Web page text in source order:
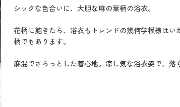
シックな色合いに、大胆な麻の葉柄の浴衣。
花柄に飽きたら、浴衣もトレンドの幾何学模様は
柄でもあります。
麻混でさらっとした着心地。涼し気な浴衣姿で、落